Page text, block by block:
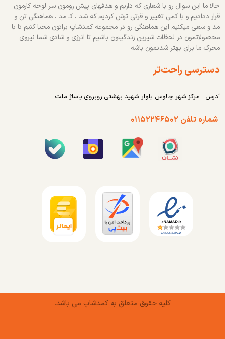
حالا ما این سوال رو با شعاری که داریم و هدفهای پیش رومون سر لوحه کارمون
قرار ددادیم و با کمی تغییر و قرتی ترش کردیم که شد ، کـ مد ، هماهنگی تن و
مد و سعی میکنیم این هماهنگی رو در مجموعه کمدشاپ براتون محیا کنیم تا با
محصولاتمون در لحظات شیرین زندگیتون باشیم تا انرژی و شادی شما نیروی
محرک ما برای بهتر شدنمون باشه
دسترسی راحت‌تر
آدرس : مرکز شهر چالوس بلوار شهید بهشتی روبروی پاساژ ملت
شماره تلفن ۰۱۱۵۲۲۴۶۵۰۲
کلیه حقوق متعلق به کمدشاپ می باشد.